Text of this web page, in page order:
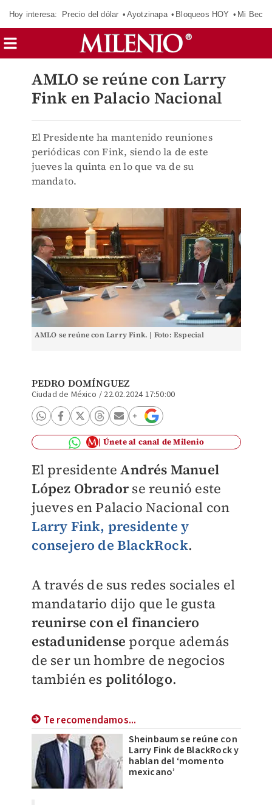
Hoy interesa: Precio del dólar Ayotzinapa Bloqueos HOY Mi Beca
AMLO se reúne con Larry
Fink en Palacio Nacional
El Presidente ha mantenido reuniones
periódicas con Fink, siendo la de este
jueves la quinta en lo que va de su
mandato.
AMLO se reúne con Larry Fink. | Foto: Especial
PEDRO DOMÍNGUEZ
Ciudad de México / 22.02.2024 17:50:00
Únete al canal de Milenio
El presidenteAndrés Manuel
López Obradorse reunió este
jueves en Palacio Nacional con
Larry Fink, presidente y
consejero de BlackRock.
A través de sus redes sociales el
mandatario dijo que le gusta
reunirse con el financiero
estadunidense porque además
de ser un hombre de negocios
también es politólogo.
Te recomendamos...
Sheinbaum se reúne con
Larry Fink de BlackRock y
hablan del ‘momento
mexicano’